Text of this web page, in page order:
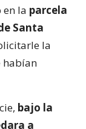
en la parcela
Santa
la
habían
bajo la
a